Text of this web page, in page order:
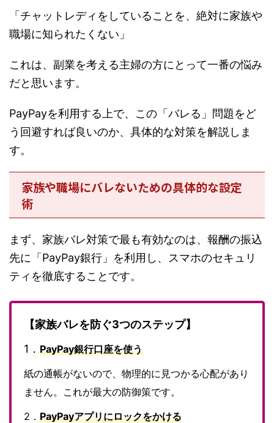
「チャットレディをしていることを、絶対に家族や
職場に知られたくない」
これは、副業を考える主婦の方にとって一番の悩み
だと思います。
PayPayを利用する上で、この「バレる」問題をど
う回避すれば良いのか、具体的な対策を解説しま
す。
家族や職場にバレないための具体的な設定
術
まず、家族バレ対策で最も有効なのは、報酬の振込
先に「PayPay銀行」を利用し、スマホのセキュリ
ティを徹底することです。
【家族バレを防ぐ3つのステップ】
1． PayPay銀行口座を使う
紙の通帳がないので、物理的に見つかる心配があり
ません。これが最大の防御策です。
2． PayPayアプリにロックをかける